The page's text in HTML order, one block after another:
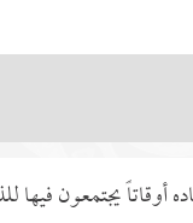
أوقاتاً يجتمعون